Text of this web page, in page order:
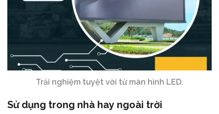
Trải nghiệm tuyệt vời từ màn hình LED.
Sử dụng trong nhà hay ngoài trời